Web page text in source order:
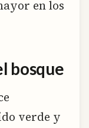
en los
bosque
verde y